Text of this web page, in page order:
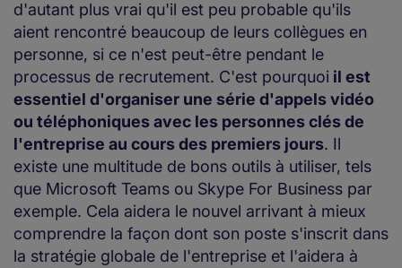
d'autant plus vrai qu'il est peu probable qu'ils
aient rencontré beaucoup de leurs collègues en
personne, si ce n'est peut-être pendant le
processus de recrutement. C'est pourquoi il est
essentiel d'organiser une série d'appels vidéo
ou téléphoniques avec les personnes clés de
l'entreprise au cours des premiers jours. Il
existe une multitude de bons outils à utiliser, tels
que Microsoft Teams ou Skype For Business par
exemple. Cela aidera le nouvel arrivant à mieux
comprendre la façon dont son poste s'inscrit dans
la stratégie globale de l'entreprise et l'aidera à